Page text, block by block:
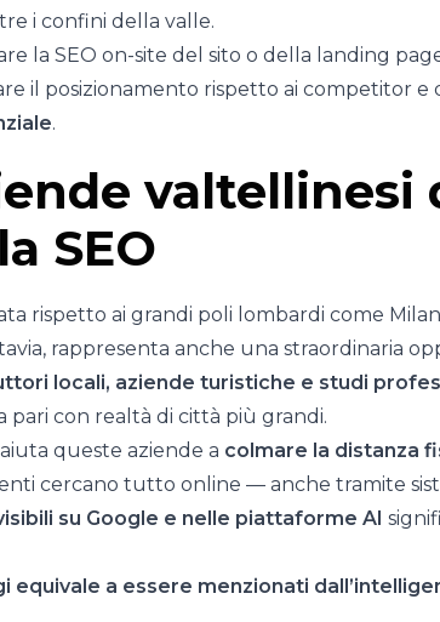
i confini della valle.
la SEO on-site del sito o della landing
il posizionamento rispetto ai competitor e
.
valtellinesi
SEO
rispetto ai grandi poli lombardi come
rappresenta anche una straordinaria
locali, aziende turistiche e studi
con realtà di città più grandi.
aiuta queste aziende a colmare la distanza
cercano tutto online — anche tramite
su Google e nelle piattaforme AI
equivale a essere menzionati